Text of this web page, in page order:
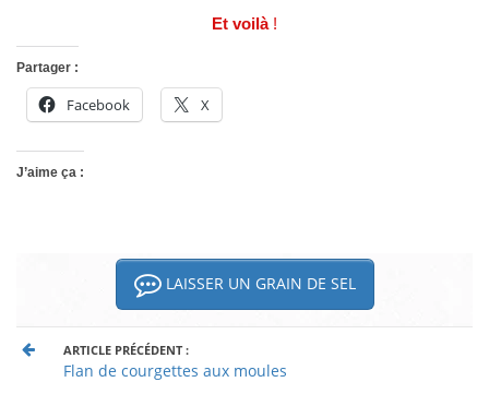
Et voilà!
Partager :
Facebook X
J’aime ça :
LAISSER UN GRAIN DE SEL
ARTICLE PRÉCÉDENT :
Flan de courgettes aux moules